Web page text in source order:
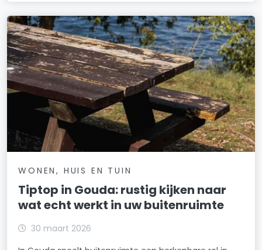
WONEN, HUIS EN TUIN
Tiptop in Gouda: rustig kijken naar
wat echt werkt in uw buitenruimte
30 maart 2026